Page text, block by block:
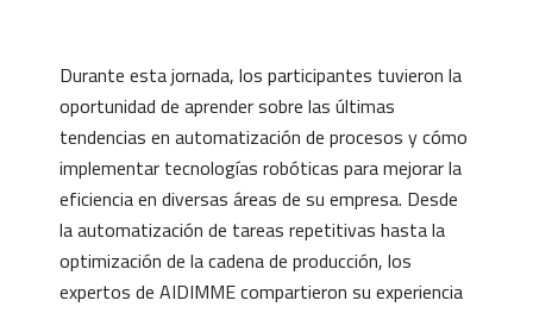
Durante esta jornada, los participantes tuvieron la
oportunidad de aprender sobre las últimas
tendencias en automatización de procesos y cómo
implementar tecnologías robóticas para mejorar la
eficiencia en diversas áreas de su empresa. Desde
la automatización de tareas repetitivas hasta la
optimización de la cadena de producción, los
expertos de AIDIMME compartieron su experiencia